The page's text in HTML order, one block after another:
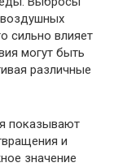
сильно влияет
могут быть
различные
показывают
и
значение